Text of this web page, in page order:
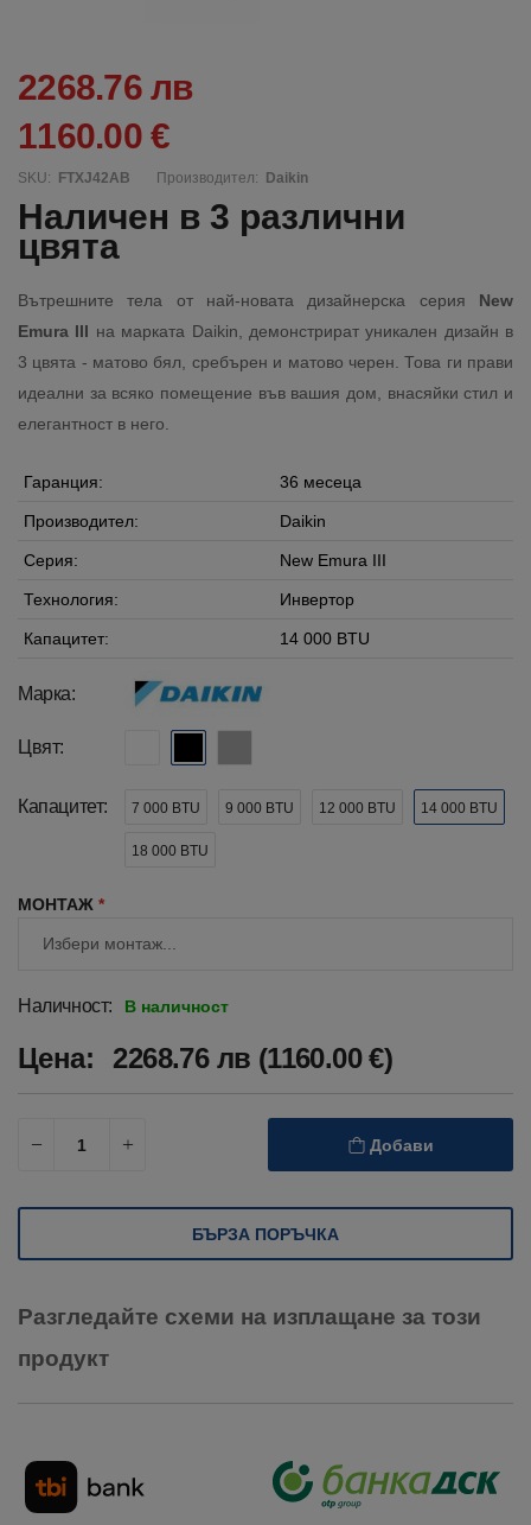
2268.76 лв
1160.00 €
SKU: FTXJ42AB Производител: Daikin
Наличен в 3 различни
цвята
Вътрешните тела от най-новата дизайнерска серия New
Emura III на марката Daikin, демонстрират уникален дизайн в
3 цвята - матово бял, сребърен и матово черен. Това ги прави
идеални за всяко помещение във вашия дом, внасяйки стил и
елегантност в него.
Гаранция: 36 месеца
Производител: Daikin
Серия: New Emura III
Технология: Инвертор
Капацитет: 14 000 BTU
Марка:
Цвят:
Капацитет: 7 000 BTU 9 000 BTU 12 000 BTU 14 000 BTU
18 000 BTU
МОНТАЖ *
Наличност: В наличност
Цена: 2268.76 лв (1160.00 €)
Добави
БЪРЗА ПОРЪЧКА
Разгледайте схеми на изплащане за този
продукт